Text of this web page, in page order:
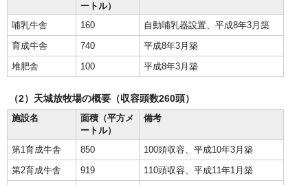
ートル）
哺乳牛舎 160
自動哺乳器設置、平成8年3月築
育成牛舎
740
平成8年3月築
堆肥舎
100 平成8年3月築
（2）天城放牧場の概要（収容頭数260頭）
施設名
面積（平方メ
ートル）
備考
第1育成牛舎 850
100頭収容、平成10年3月築
第2育成牛舎
919
110頭収容、平成11年1月築